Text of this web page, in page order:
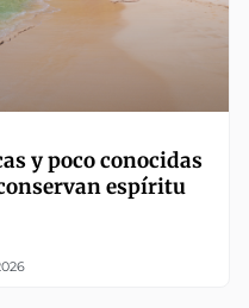
y poco conocidas
espíritu